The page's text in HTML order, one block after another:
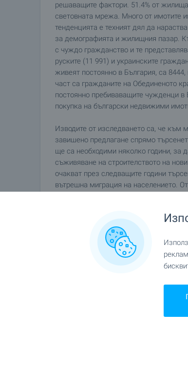
решаващите фактори. 51.4% от
световната мрежа. Много от имотите
тенденцията е техният дял да
за демографията и жилищния пазар.
с чуждо гражданство и те
руските (11 991) и украинските
живеят постоянно в България, са
част са гражданите на Обединеното
постоянно пребиваващите чужденци в
покупка на български недвижими
Изводите от изследването са, че към
завишено предлагане спрямо
ще са необходими няколко години, за
съживяване на строителството на
очакват през следващите години
вътрешна миграция на населението.
Увеличението на жилищния фонд от
нарастване на населението и
по-скоро от процеса на урбанизация
държавата се оттегля от
спестявания, които искат да ги
факта, че са били подценени по
тенденцията на поскъпване са
местното население са били